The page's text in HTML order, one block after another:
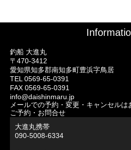
釣船 大進丸
〒470-3412
愛知県知多郡南知多町豊浜字鳥居
TEL 0569-65-0391
FAX 0569-65-0391
info@daishinmaru.jp
メールでの予約・変更・キャンセルは
ご予約・お問合せ
大進丸携帯
090-5008-6334